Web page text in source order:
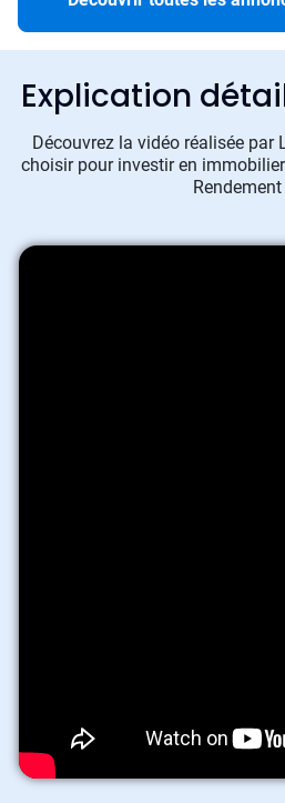
Explication
Découvrez la vidéo réalisée par
choisir pour investir en
Rendement